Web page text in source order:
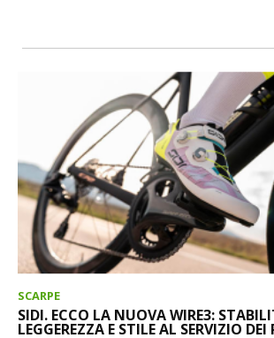
SCARPE
SIDI. ECCO LA NUOVA WIRE3:
LEGGEREZZA E STILE AL SERVIZIO DEI